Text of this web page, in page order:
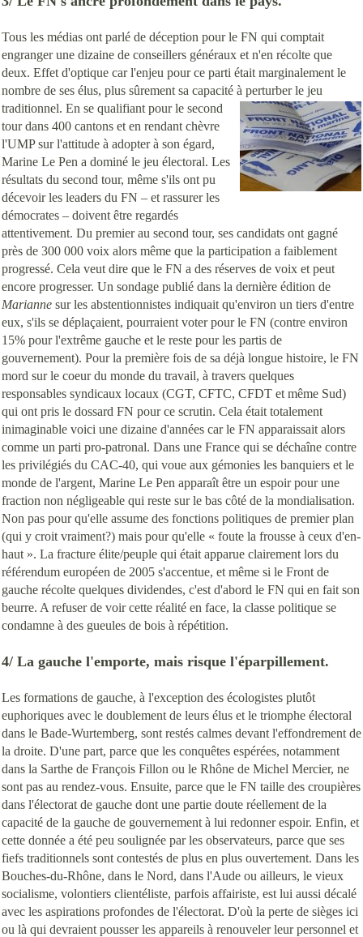
Tous les médias ont parlé de déception pour le FN qui comptait
engranger une dizaine de conseillers généraux et n'en récolte que
deux. Effet d'optique car l'enjeu pour ce parti était marginalement le
nombre de ses élus, plus sûrement sa capacité à perturber le jeu
traditionnel. En se qualifiant pour le second
tour dans 400 cantons et en rendant chèvre
l'UMP sur l'attitude à adopter à son égard,
Marine Le Pen a dominé le jeu électoral. Les
résultats du second tour, même s'ils ont pu
décevoir les leaders du FN – et rassurer les
démocrates – doivent être regardés
attentivement. Du premier au second tour, ses candidats ont gagné
près de 300 000 voix alors même que la participation a faiblement
progressé. Cela veut dire que le FN a des réserves de voix et peut
encore progresser. Un sondage publié dans la dernière édition de
Marianne sur les abstentionnistes indiquait qu'environ un tiers d'entre
eux, s'ils se déplaçaient, pourraient voter pour le FN (contre environ
15% pour l'extrême gauche et le reste pour les partis de
gouvernement). Pour la première fois de sa déjà longue histoire, le FN
mord sur le coeur du monde du travail, à travers quelques
responsables syndicaux locaux (CGT, CFTC, CFDT et même Sud)
qui ont pris le dossard FN pour ce scrutin. Cela était totalement
inimaginable voici une dizaine d'années car le FN apparaissait alors
comme un parti pro-patronal. Dans une France qui se déchaîne contre
les privilégiés du CAC-40, qui voue aux gémonies les banquiers et le
monde de l'argent, Marine Le Pen apparaît être un espoir pour une
fraction non négligeable qui reste sur le bas côté de la mondialisation.
Non pas pour qu'elle assume des fonctions politiques de premier plan
(qui y croit vraiment?) mais pour qu'elle « foute la frousse à ceux d'en-
haut ». La fracture élite/peuple qui était apparue clairement lors du
référendum européen de 2005 s'accentue, et même si le Front de
gauche récolte quelques dividendes, c'est d'abord le FN qui en fait son
beurre. A refuser de voir cette réalité en face, la classe politique se
condamne à des gueules de bois à répétition.
4/ La gauche l'emporte, mais risque l'éparpillement.
Les formations de gauche, à l'exception des écologistes plutôt
euphoriques avec le doublement de leurs élus et le triomphe électoral
dans le Bade-Wurtemberg, sont restés calmes devant l'effondrement de
la droite. D'une part, parce que les conquêtes espérées, notamment
dans la Sarthe de François Fillon ou le Rhône de Michel Mercier, ne
sont pas au rendez-vous. Ensuite, parce que le FN taille des croupières
dans l'électorat de gauche dont une partie doute réellement de la
capacité de la gauche de gouvernement à lui redonner espoir. Enfin, et
cette donnée a été peu soulignée par les observateurs, parce que ses
fiefs traditionnels sont contestés de plus en plus ouvertement. Dans les
Bouches-du-Rhône, dans le Nord, dans l'Aude ou ailleurs, le vieux
socialisme, volontiers clientéliste, parfois affairiste, est lui aussi décalé
avec les aspirations profondes de l'électorat. D'où la perte de sièges ici
ou là qui devraient pousser les appareils à renouveler leur personnel et